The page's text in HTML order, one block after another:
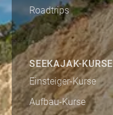
Roadtrips
SEEKAJAK-KURSE
Einsteiger-Kurse
Aufbau-Kurse